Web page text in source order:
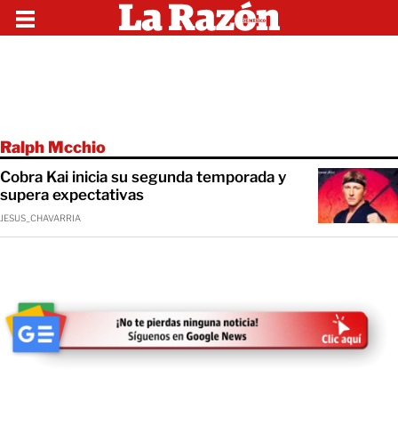
Ralph Mcchio
Cobra Kai inicia su segunda temporada y
supera expectativas
JESUS_CHAVARRIA